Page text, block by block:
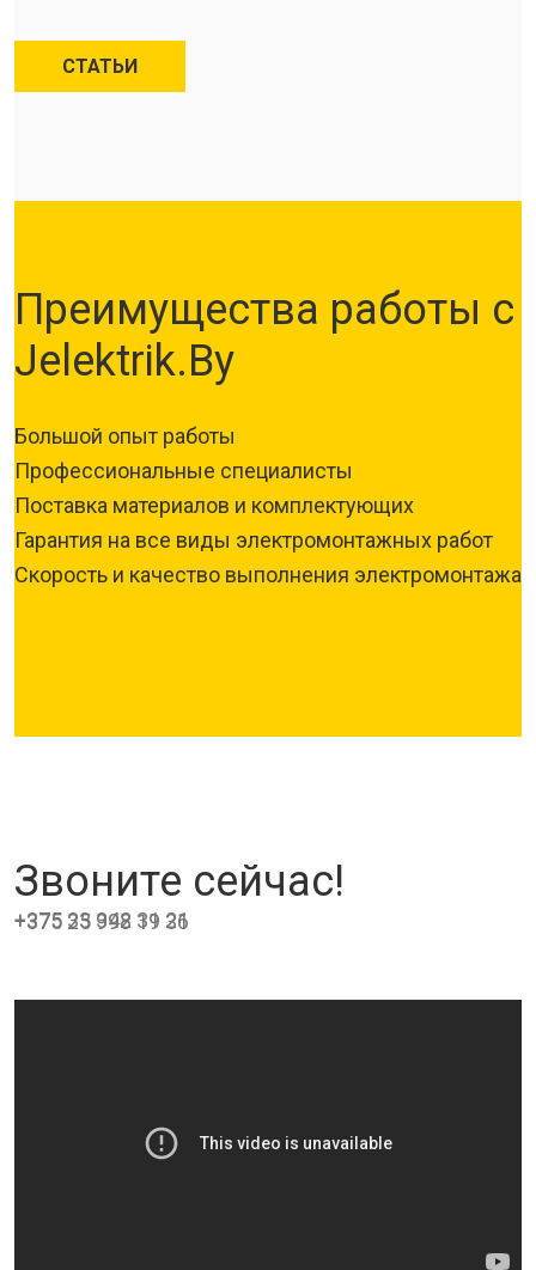
СТАТЬИ
Преимущества работы с
Jelektrik.By
Большой опыт работы
Профессиональные специалисты
Поставка материалов и комплектующих
Гарантия на все виды электромонтажных работ
Скорость и качество выполнения электромонтажа
Звоните сейчас!
+375 33 342 31 21
+375 25 998 19 36